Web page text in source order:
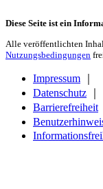
Diese Seite ist ein
Alle veröffentlichten
Nutzungsbedingungen
Impressum
Datenschutz
Barrierefreiheit